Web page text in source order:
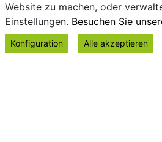
Website zu machen, oder
Einstellungen. Besuchen Sie
Konfiguration Alle akzeptieren